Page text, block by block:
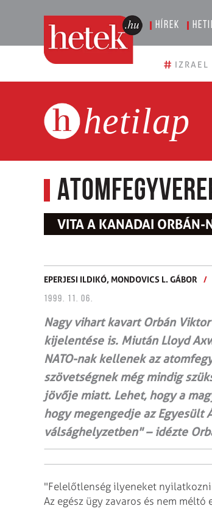
Hírek
# IZRAEL
hetilap
VITA A KANADAI ORBÁN-
EPERJESI ILDIKÓ, MONDOVICS L. GÁBOR /
1999. 11. 06.
Nagy vihart kavart Orbán
kijelentése is. Miután Lloyd
NATO-nak kellenek az
szövetségnek még mindig
jövője miatt. Lehet, hogy a
hogy megengedje az
válsághelyzetben" – idézte
"Felelőtlenség ilyeneket
Az egész ügy zavaros és nem méltó